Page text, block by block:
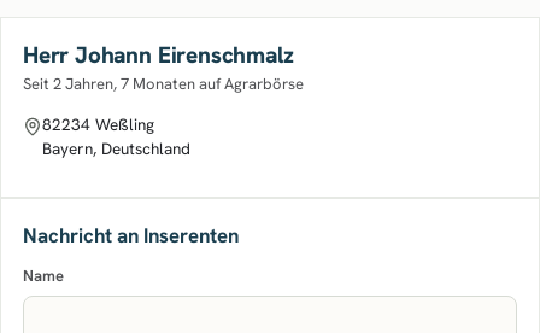
Herr Johann Eirenschmalz
Seit 2 Jahren, 7 Monaten auf Agrarbörse
82234 Weßling
Bayern, Deutschland
Nachricht an Inserenten
Name